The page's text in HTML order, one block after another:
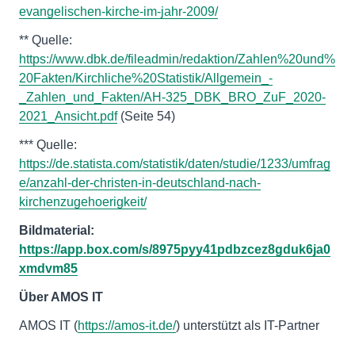
evangelischen-kirche-im-jahr-2009/
** Quelle:
https://www.dbk.de/fileadmin/redaktion/Zahlen%20und%
20Fakten/Kirchliche%20Statistik/Allgemein_-
_Zahlen_und_Fakten/AH-325_DBK_BRO_ZuF_2020-
2021_Ansicht.pdf(Seite 54)
*** Quelle:
https://de.statista.com/statistik/daten/studie/1233/umfrag
e/anzahl-der-christen-in-deutschland-nach-
kirchenzugehoerigkeit/
Bildmaterial:
https://app.box.com/s/8975pyy41pdbzcez8gduk6ja0
xmdvm85
Über AMOS IT
AMOS IT (https://amos-it.de/) unterstützt als IT-Partner